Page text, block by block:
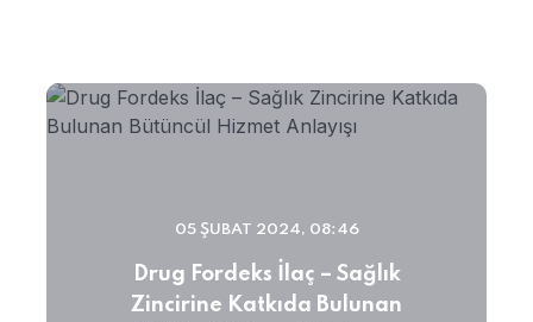
05 ŞUBAT 2024, 08:46
Drug Fordeks İlaç – Sağlık
Zincirine Katkıda Bulunan